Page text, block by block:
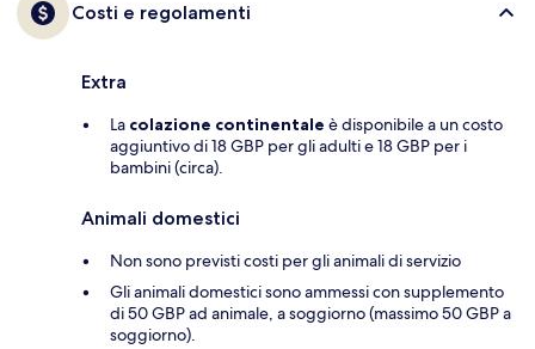
Costi e regolamenti
Extra
La colazione continentale è disponibile a un costo
aggiuntivo di 18 GBP per gli adulti e 18 GBP per i
bambini (circa).
Animali domestici
Non sono previsti costi per gli animali di servizio
Gli animali domestici sono ammessi con supplemento
di 50 GBP ad animale, a soggiorno (massimo 50 GBP a
soggiorno).